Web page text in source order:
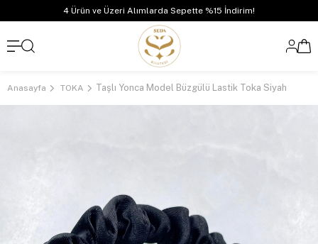
4 Ürün ve Üzeri Alımlarda Sepette %15 İndirim!
Anasayfa TOKA Taşlı Yonca Model Büzgülü Lastik Toka Siyah